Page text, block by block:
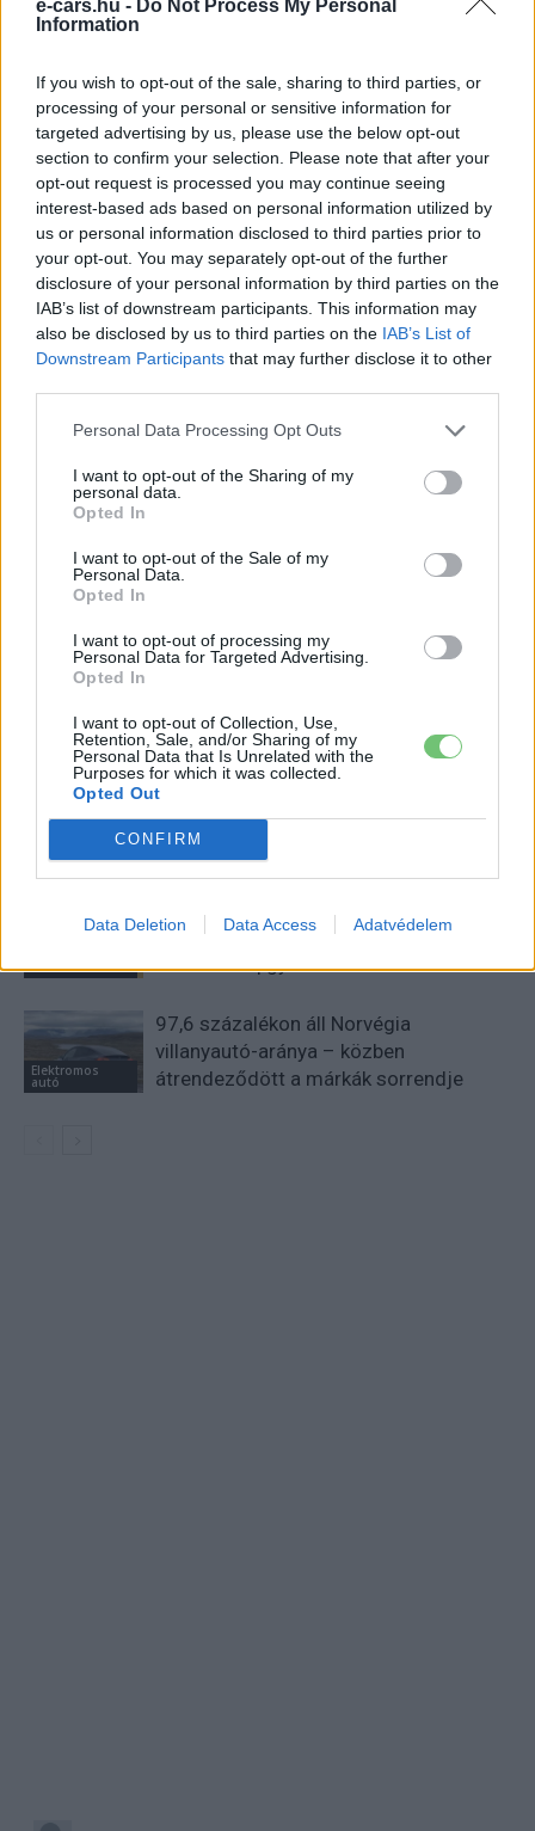
e-cars.hu - Do Not Process My Personal
Information
If you wish to opt-out of the sale, sharing to third parties, or
processing of your personal or sensitive information for
targeted advertising by us, please use the below opt-out
section to confirm your selection. Please note that after your
opt-out request is processed you may continue seeing
interest-based ads based on personal information utilized by
us or personal information disclosed to third parties prior to
your opt-out. You may separately opt-out of the further
disclosure of your personal information by third parties on the
IAB’s list of downstream participants. This information may
also be disclosed by us to third parties on the IAB’s List of
Downstream Participants that may further disclose it to other
Personal Data Processing Opt Outs
I want to opt-out of the Sharing of my
personal data.
Opted In
I want to opt-out of the Sale of my
Personal Data.
Opted In
I want to opt-out of processing my
Personal Data for Targeted Advertising.
Opted In
I want to opt-out of Collection, Use,
Retention, Sale, and/or Sharing of my
Personal Data that Is Unrelated with the
Purposes for which it was collected.
Opted Out
CONFIRM
Data Deletion Data Access Adatvédelem
Kövesd az e-cars.hu-t a Facebookon is, további
tartalmakért!
CÍMKÉK Daimler e-mobilitás
eActros LongHaul
Elektromobilitás
Elektromos autó
Elektromos kamion
Mercedes-Benz
prototípus
Eriqo
Főállásban Informatikus kocka, de lelkében elkötelezett gamer,
KAPCSOLÓDÓ CIKKEK TÖBB A SZERZŐTŐL
München csak most érte utol
Debrecent: elindult a BMW i3
sorozatgyártása
autó
8500-an rendeltek vakon egy autót,
amit nem láttak — megkezdődött a
Škoda Peaq gyártása
Elektromos
autó
97,6 százalékon áll Norvégia
villanyautó-aránya – közben
átrendeződött a márkák sorrendje